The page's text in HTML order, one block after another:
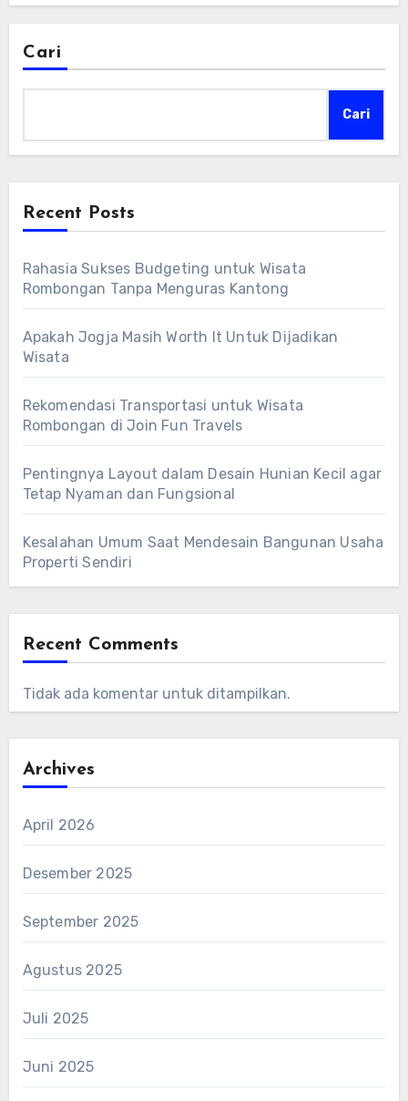
Cari
Cari
Recent Posts
Rahasia Sukses Budgeting untuk Wisata
Rombongan Tanpa Menguras Kantong
Apakah Jogja Masih Worth It Untuk Dijadikan
Wisata
Rekomendasi Transportasi untuk Wisata
Rombongan di Join Fun Travels
Pentingnya Layout dalam Desain Hunian Kecil agar
Tetap Nyaman dan Fungsional
Kesalahan Umum Saat Mendesain Bangunan Usaha
Properti Sendiri
Recent Comments
Tidak ada komentar untuk ditampilkan.
Archives
April 2026
Desember 2025
September 2025
Agustus 2025
Juli 2025
Juni 2025